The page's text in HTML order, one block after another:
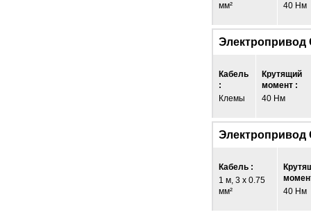
мм²
40 Нм
Электропривод
Кабель
:
Клемы
Крутящий
момент :
40 Нм
Электропривод
Кабель :
1 м, 3 x 0.75
мм²
40 Нм